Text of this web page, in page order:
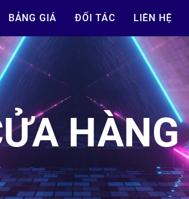
BẢNG GIÁ ĐỐI TÁC LIÊN HỆ
HÀNG